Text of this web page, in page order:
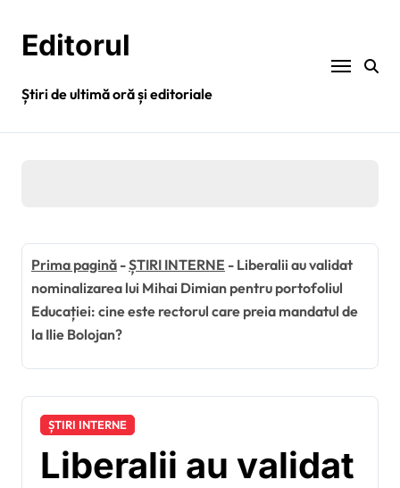
conținutEditorul
Știri de ultimă oră și editoriale
Prima pagină -ȘTIRI INTERNE - Liberalii au validat
nominalizarea lui Mihai Dimian pentru portofoliul
Educației: cine este rectorul care preia mandatul de
la Ilie Bolojan?
ȘTIRI INTERNE
Liberalii au validat